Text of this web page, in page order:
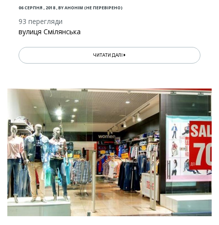
06 СЕРПНЯ , 2018,BYАНОНІМ (НЕ ПЕРЕВІРЕНО)
93 перегляди
вулиця Смілянська
ЧИТАТИ ДАЛІ